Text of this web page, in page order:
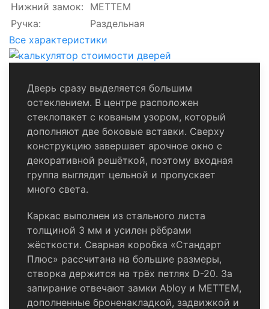
Нижний замок:
МЕТТЕМ
Ручка:
Раздельная
Все характеристики
Дверь сразу выделяется большим
остеклением. В центре расположен
стеклопакет с кованым узором, который
дополняют две боковые вставки. Сверху
конструкцию завершает арочное окно с
декоративной решёткой, поэтому входная
группа выглядит цельной и пропускает
много света.
Каркас выполнен из стального листа
толщиной 3 мм и усилен рёбрами
жёсткости. Сварная коробка «Стандарт
Плюс» рассчитана на большие размеры,
створка держится на трёх петлях D-20. За
запирание отвечают замки Abloy и МЕТТЕМ,
дополненные броненакладкой, задвижкой и